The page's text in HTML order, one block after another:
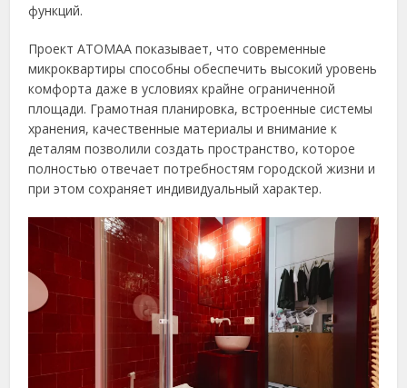
функций.
Проект ATOMAA показывает, что современные
микроквартиры способны обеспечить высокий уровень
комфорта даже в условиях крайне ограниченной
площади. Грамотная планировка, встроенные системы
хранения, качественные материалы и внимание к
деталям позволили создать пространство, которое
полностью отвечает потребностям городской жизни и
при этом сохраняет индивидуальный характер.